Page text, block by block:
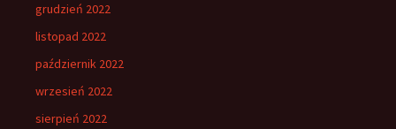
grudzień 2022
listopad 2022
październik 2022
wrzesień 2022
sierpień 2022